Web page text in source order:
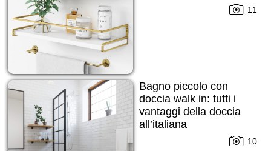
11
Bagno piccolo con
doccia walk in: tutti i
vantaggi della doccia
all’italiana
10